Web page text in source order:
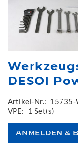
DESOI
Artikel-Nr.: 15735-
VPE:
1 Set(s)